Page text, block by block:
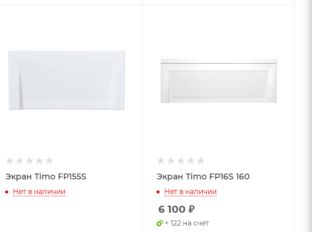
Экран Timo FP155S
Нет в наличии
Экран Timo FP16S 160
Нет в наличии
6 100 ₽
+ 122 на счет